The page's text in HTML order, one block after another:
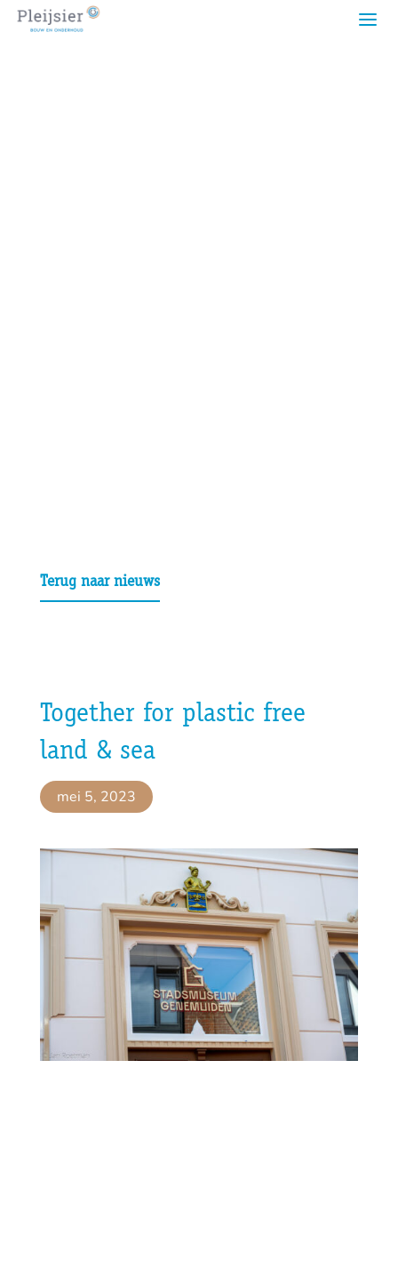
Terug naar nieuws
Together for plastic free
land & sea
mei 5, 2023